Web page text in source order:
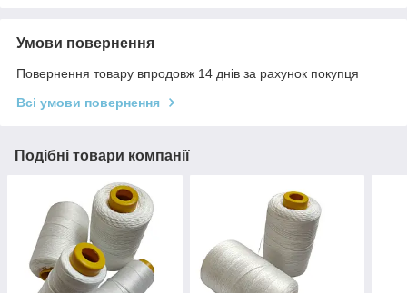
Умови повернення
Повернення товару впродовж 14 днів за рахунок покупця
Всі умови повернення
Подібні товари компанії